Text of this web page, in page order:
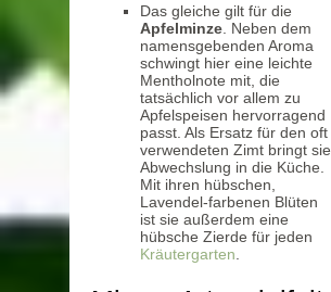
Das gleiche gilt für die
Apfelminze . Neben dem
namensgebenden Aroma
schwingt hier eine leichte
Mentholnote mit, die
tatsächlich vor allem zu
Apfelspeisen hervorragend
passt. Als Ersatz für den oft
verwendeten Zimt bringt sie
Abwechslung in die Küche.
Mit ihren hübschen,
Lavendel-farbenen Blüten
ist sie außerdem eine
hübsche Zierde für jeden
Kräutergarten